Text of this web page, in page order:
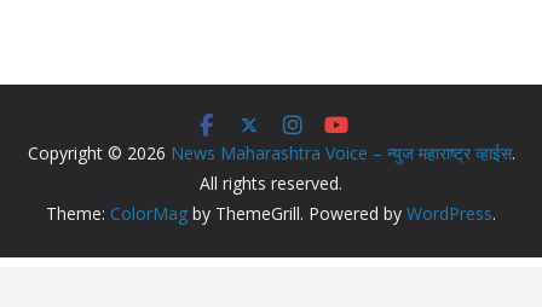
Copyright © 2026 News Maharashtra Voice – न्युज महाराष्ट्र व्हाईस.
All rights reserved.
Theme: ColorMag by ThemeGrill. Powered by WordPress.